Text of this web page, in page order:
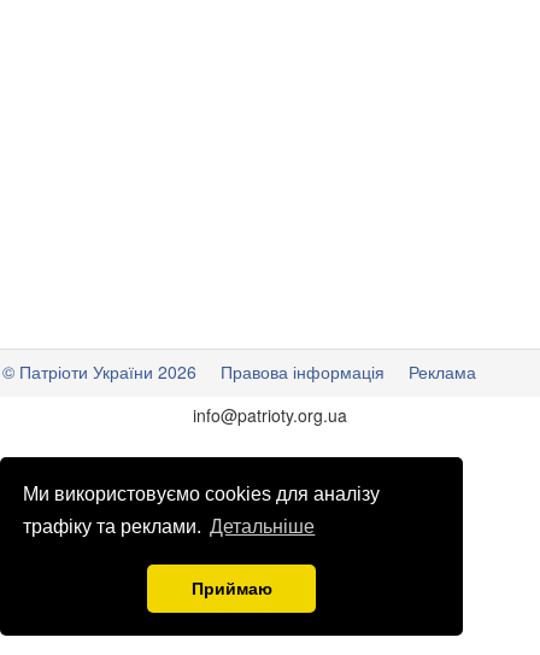
Ми використовуємо cookies для аналізу
трафіку та реклами. Детальніше
Приймаю
© Патріоти України 2026 Правова інформація
Реклама
info@patrioty.org.ua